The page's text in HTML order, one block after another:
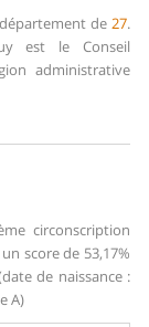
de 27.
est le Conseil
administrative
circonscription
score de 53,17%
de naissance :
A)